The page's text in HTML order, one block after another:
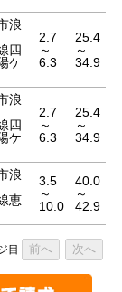
浪
四
ケ
2.7
～
6.3
25.4
～
34.9
浪
四
ケ
2.7
～
6.3
25.4
～
34.9
浪
恵
3.5
～
10.0
40.0
～
42.9
目 前へ 次へ